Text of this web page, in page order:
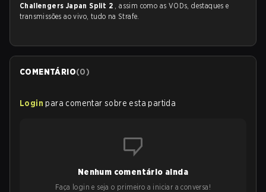
Challengers Japan Split 2 , assim como as VODs, destaques e
transmissões ao vivo, tudo na Strafe.
COMENTÁRIO(0)
Login para comentar sobre esta partida
Nenhum comentário ainda
Faça login e seja o primeiro a iniciar a conversa!